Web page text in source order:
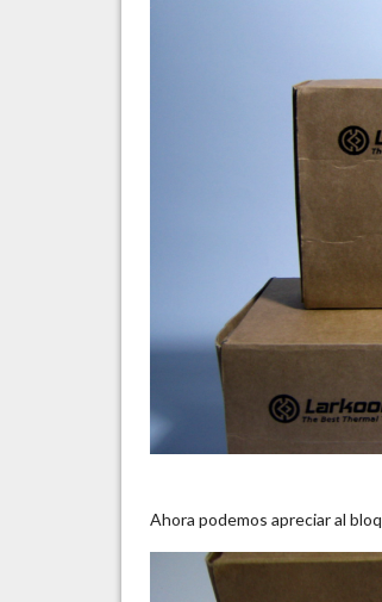
Ahora podemos apreciar al